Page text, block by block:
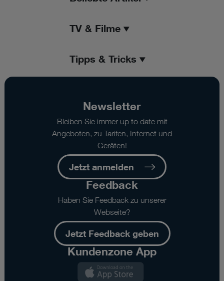
TV & Filme
Tipps & Tricks
Newsletter
Bleiben Sie immer up to date mit
Angeboten, zu Tarifen, Internet und
Geräten!
Jetzt anmelden
Feedback
Haben Sie Feedback zu unserer
Webseite?
Jetzt Feedback geben
Kundenzone App